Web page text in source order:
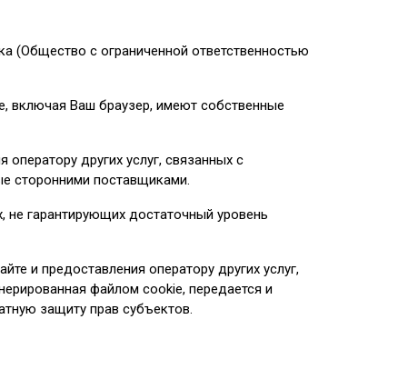
(Общество с ограниченной ответственностью
включая Ваш браузер, имеют собственные
других услуг, связанных с
сторонними поставщиками.
гарантирующих достаточный уровень
и предоставления оператору других услуг,
файлом cookie, передается и
защиту прав субъектов.